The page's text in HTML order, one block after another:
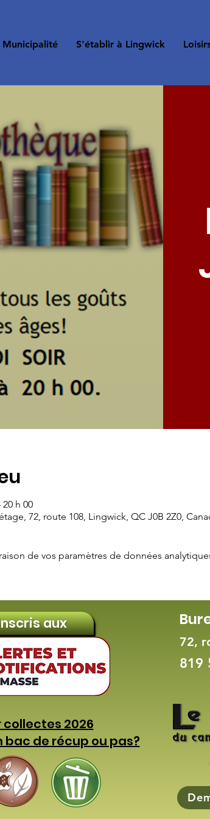
Municipalité S'établir à Lingwick
20 h 00
72, route 108, Lingwick, QC J0B 2Z0,
de vos paramètres de données
aux
2026
de récup ou pas?
72,